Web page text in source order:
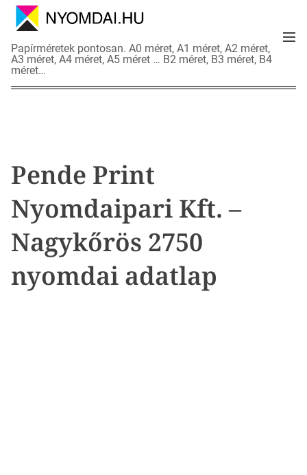
N
y
o
m
a
o
Papírméretek pontosan. A0 méret, A1 méret, A2 méret,
A3 méret, A4 méret, A5 méret … B2 méret, B3 méret, B4
méret…
M
Pende Print
Nyomdaipari Kft. –
Nagykőrös 2750
nyomdai adatlap